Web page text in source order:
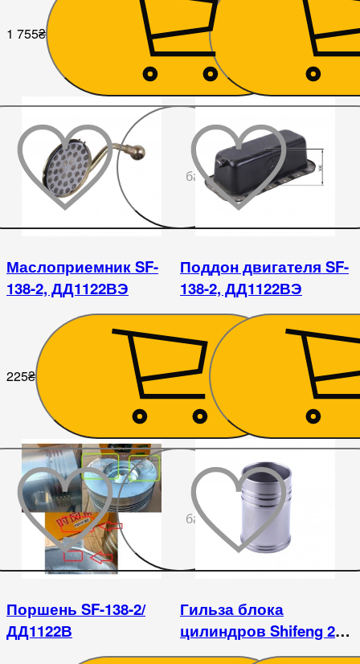
1 755₴ 900₴
До
бажаного
Маслоприемник SF-
138-2, ДД1122ВЭ
225₴
Поддон двигателя SF-
138-2, ДД1122ВЭ
495₴
бажаного
Поршень SF-138-2/
ДД1122В
Гильза блока
цилиндров Shifeng 244
/ SF-138-2 / ДД1122